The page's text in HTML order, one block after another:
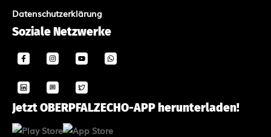
Datenschutzerklärung
Soziale Netzwerke
Jetzt OBERPFALZECHO-APP herunterladen!